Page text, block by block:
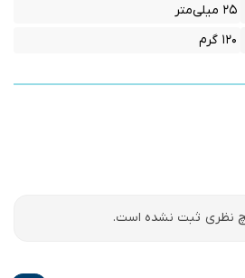
۲۵ میلی‌متر
۱۲۰ گرم
نظری ثبت نشده است.